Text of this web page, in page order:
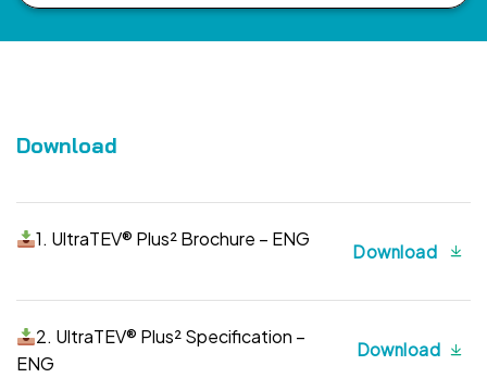
Download
1. UltraTEV® Plus² Brochure – ENG
Download
2. UltraTEV® Plus² Specification –
ENG
Download